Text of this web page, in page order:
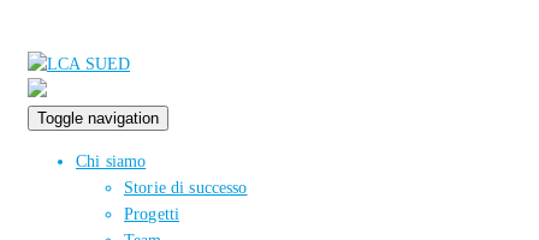
Toggle navigation
Chi siamo
Storie di successo
Progetti